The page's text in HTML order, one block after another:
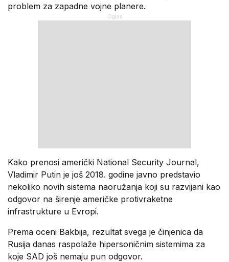
problem za zapadne vojne planere.
Kako prenosi američki National Security Journal,
Vladimir Putin je još 2018. godine javno predstavio
nekoliko novih sistema naoružanja koji su razvijani kao
odgovor na širenje američke protivraketne
infrastrukture u Evropi.
Prema oceni Bakbija, rezultat svega je činjenica da
Rusija danas raspolaže hipersoničnim sistemima za
koje SAD još nemaju pun odgovor.